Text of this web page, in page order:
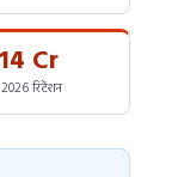
Cr
रिटेंशन